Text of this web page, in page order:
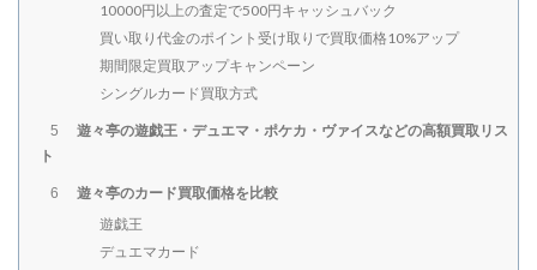
10000円以上の査定で500円キャッシュバック
買い取り代金のポイント受け取りで買取価格10%アップ
期間限定買取アップキャンペーン
シングルカード買取方式
5
遊々亭の遊戯王・デュエマ・ポケカ・ヴァイスなどの高額買取リス
ト
6
遊々亭のカード買取価格を比較
遊戯王
デュエマカード